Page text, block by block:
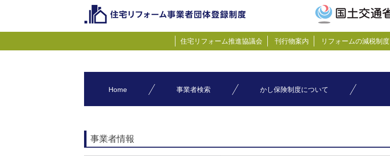
住宅リフォーム推進協議会 刊行物案内 リフォームの減税制度
Home 事業者検索 かし保険制度について
事業者情報